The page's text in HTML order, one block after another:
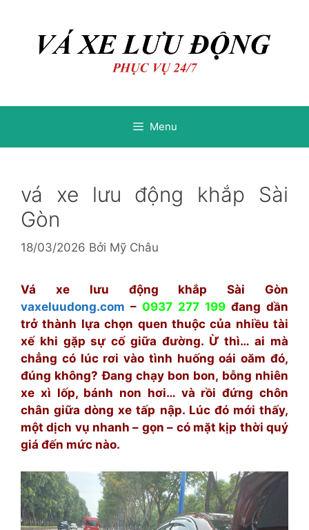
Menu
vá xe lưu động khắp Sài
Gòn
18/03/2026 Bởi Mỹ Châu
Vá xe lưu động khắp Sài Gòn
vaxeluudong.com – 0937 277 199 đang dần
trở thành lựa chọn quen thuộc của nhiều tài
xế khi gặp sự cố giữa đường. Ừ thì… ai mà
chẳng có lúc rơi vào tình huống oái oăm đó,
đúng không? Đang chạy bon bon, bỗng nhiên
xe xì lốp, bánh non hơi… và rồi đứng chôn
chân giữa dòng xe tấp nập. Lúc đó mới thấy,
một dịch vụ nhanh – gọn – có mặt kịp thời quý
giá đến mức nào.